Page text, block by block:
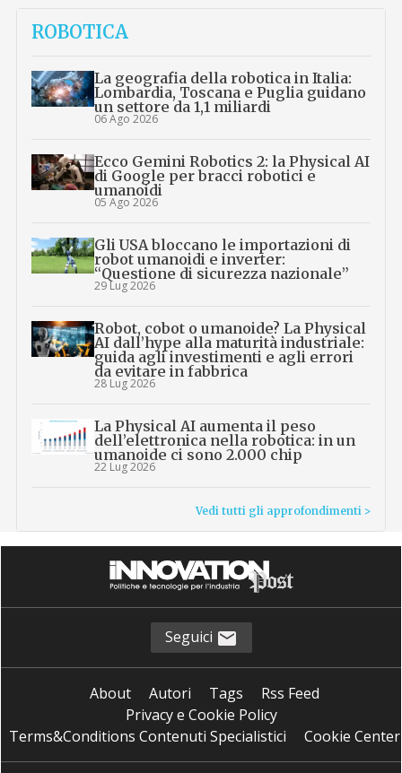
ROBOTICA
La geografia della robotica in Italia:
Lombardia, Toscana e Puglia guidano
un settore da 1,1 miliardi
06 Ago 2026
Ecco Gemini Robotics 2: la Physical AI
di Google per bracci robotici e
umanoidi
05 Ago 2026
Gli USA bloccano le importazioni di
robot umanoidi e inverter:
“Questione di sicurezza nazionale”
29 Lug 2026
Robot, cobot o umanoide? La Physical
AI dall’hype alla maturità industriale:
guida agli investimenti e agli errori
da evitare in fabbrica
28 Lug 2026
La Physical AI aumenta il peso
dell’elettronica nella robotica: in un
umanoide ci sono 2.000 chip
22 Lug 2026
Vedi tutti gli approfondimenti >
Seguici
About Autori Tags
Rss Feed
Privacy e Cookie Policy
Terms&Conditions Contenuti Specialistici
Cookie Center